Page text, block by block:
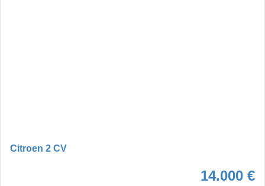
Citroen 2 CV
14.000 €